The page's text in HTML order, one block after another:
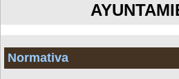
Normativa